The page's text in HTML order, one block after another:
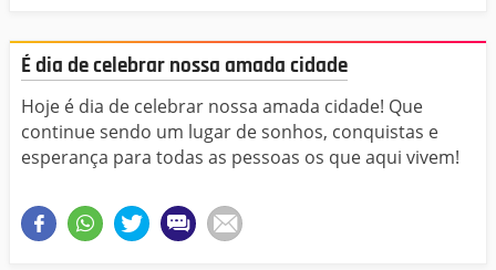
É dia de celebrar nossa amada cidade
Hoje é dia de celebrar nossa amada cidade! Que
continue sendo um lugar de sonhos, conquistas e
esperança para todas as pessoas os que aqui vivem!